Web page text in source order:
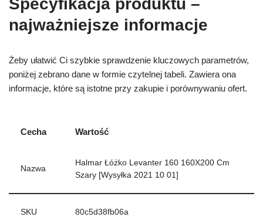
Specyfikacja produktu –
najważniejsze informacje
Żeby ułatwić Ci szybkie sprawdzenie kluczowych parametrów,
poniżej zebrano dane w formie czytelnej tabeli. Zawiera ona
informacje, które są istotne przy zakupie i porównywaniu ofert.
Cecha Wartość
Nazwa
Halmar Łóżko Levanter 160 160X200 Cm
Szary [Wysyłka 2021 10 01]
SKU 80c5d38fb06a